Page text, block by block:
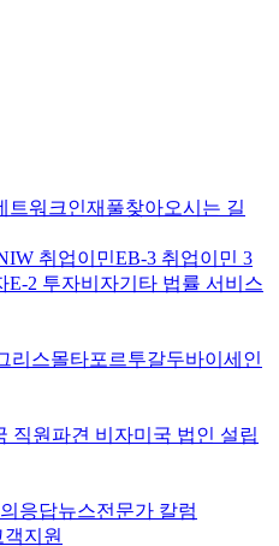
트워크인재풀찾아오시는 길
취업이민EB-3 취업이민 3
E-2 투자비자기타 법률 서비스
리스몰타포르투갈두바이 세인
직원파견 비자미국 법인 설립
응답뉴스전문가 칼럼
객지원